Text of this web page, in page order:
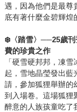
遇，因為他們是最尊
底有著什麼金碧輝
❄〈踏雪〉──25歲
費的珍貴之作
「硬雪硬邦邦，凍
起，雪地晶瑩發出藍
請，參加狐狸舉辦的
到入場卷。這場狐狸
醉意的人族孩童吃了